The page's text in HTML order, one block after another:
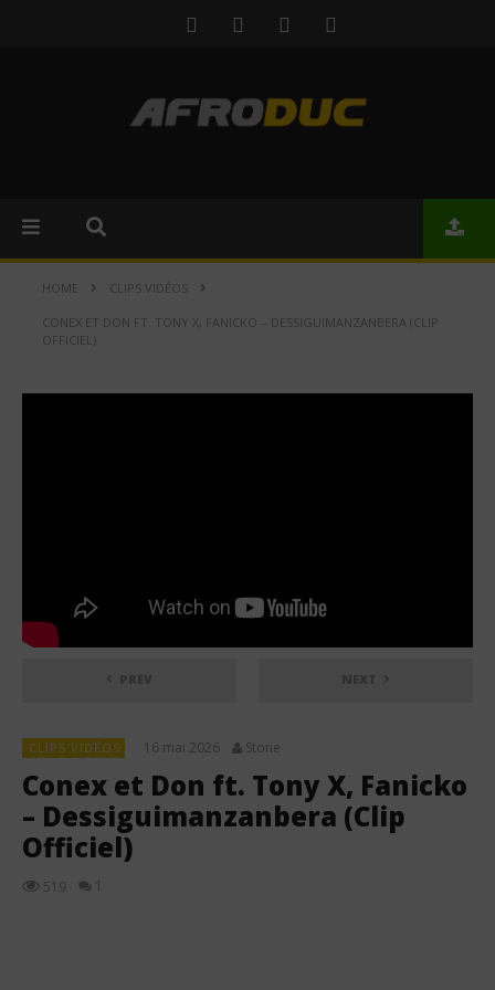
HOME CLIPS VIDÉOS
CONEX ET DON FT. TONY X, FANICKO – DESSIGUIMANZANBERA (CLIP
OFFICIEL)
CLIPS VIDÉOS 16 mai 2026 Stone
Conex et Don ft. Tony X, Fanicko
– Dessiguimanzanbera (Clip
Officiel)
519 1